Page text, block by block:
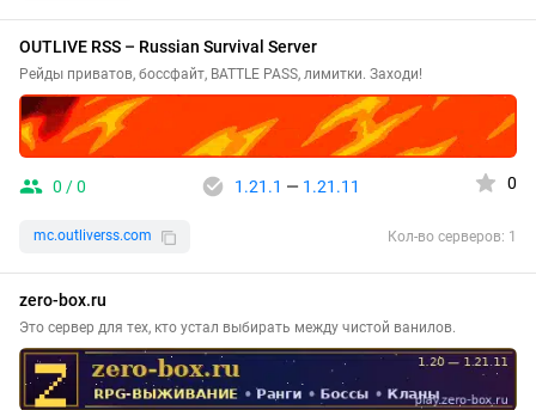
OUTLIVE RSS – Russian Survival Server
Рейды приватов, боссфайт, BATTLE PASS, лимитки. Заходи!
0 / 0 1.21.1 — 1.21.11 0
mc.outliverss.com Кол-во серверов: 1
zero-box.ru
Это сервер для тех, кто устал выбирать между чистой ванилов.